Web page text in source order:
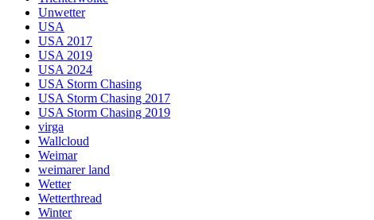
Unwetter
USA
USA 2017
USA 2019
USA 2024
USA Storm Chasing
USA Storm Chasing 2017
USA Storm Chasing 2019
virga
Wallcloud
Weimar
weimarer land
Wetter
Wetterthread
Winter